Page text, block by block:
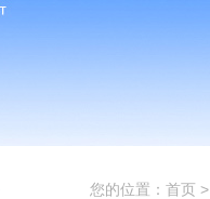
您的位置： 首页 >